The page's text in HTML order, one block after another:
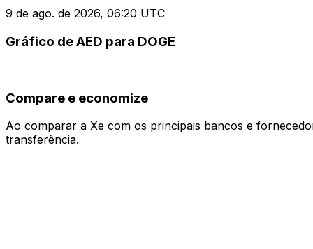
9 de ago. de 2026, 06:20 UTC
Gráfico de AED para DOGE
Compare e economize
Ao comparar a Xe com os principais bancos e
transferência.